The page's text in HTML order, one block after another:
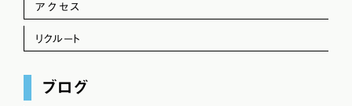
アクセス
リクルート
ブログ